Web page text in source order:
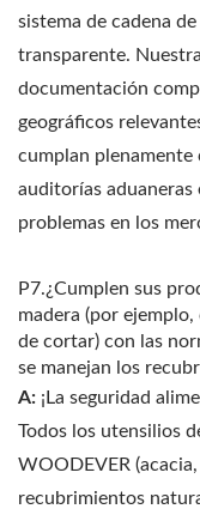
sistema de cadena
transparente.
documentación
geográficos
cumplan plenamente
auditorías
problemas en los
P7.¿Cumplen sus
madera (por
de cortar) con las
se manejan los
A: ¡La seguridad
Todos los utensilios
WOODEVER
recubrimientos